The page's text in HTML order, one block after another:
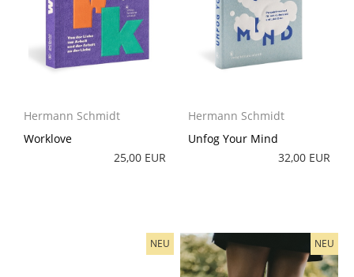
Hermann Schmidt
Worklove
25,00 EUR
Hermann Schmidt
Unfog Your Mind
32,00 EUR
NEU NEU